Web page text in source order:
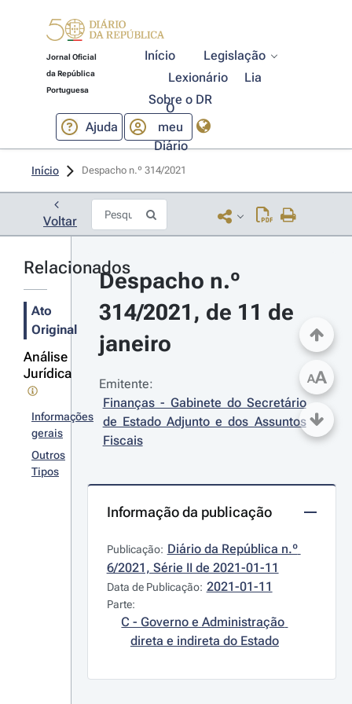
Jornal Oficial
da República
Portuguesa
Início
Legislação
Lexionário
Lia
Sobre o DR
Ajuda
O
meu
Diário
Início Despacho n.º 314/2021
Voltar
Relacionados
Ato
Original
Análise
Jurídica
Informações
gerais
Outros
Tipos
Despacho n.º
314/2021, de 11 de
janeiro
Emitente:
Finanças - Gabinete do Secretário
de Estado Adjunto e dos Assuntos
Fiscais
Informação da publicação
Publicação: Diário da República n.º
6/2021, Série II de 2021-01-11
Data de Publicação: 2021-01-11
Parte:
C - Governo e Administração
direta e indireta do Estado
AA